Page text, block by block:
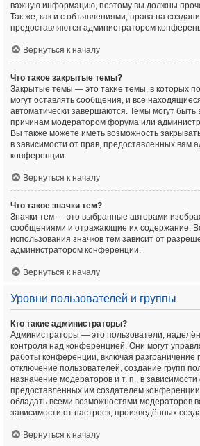
важную информацию, поэтому вы должны
Так же, как и с объявлениями, права на
предоставляются администратором
Вернуться к началу
Что такое закрытые темы?
Закрытые темы — это такие темы, в которых
могут оставлять сообщения, и все
автоматически завершаются. Темы могут быть
причинам модератором форума или
Вы также можете иметь возможность
в зависимости от прав, предоставленных вам
конференции.
Вернуться к началу
Что такое значки тем?
Значки тем — это выбранные авторами
сообщениями и отражающие их содержание.
использования значков тем зависит от
администратором конференции.
Вернуться к началу
Уровни пользователей и группы
Кто такие администраторы?
Администраторы — это пользователи,
контроля над конференцией. Они могут
работы конференции, включая разграничение
отключение пользователей, создание групп
назначение модераторов и т. п., в зависимости
предоставленных им создателем
обладать всеми возможностями модераторов
зависимости от настроек, произведённых
Вернуться к началу